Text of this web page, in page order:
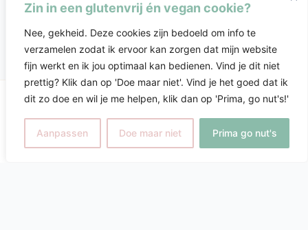
Zin in een glutenvrij én vegan cookie?
Nee, gekheid. Deze cookies zijn bedoeld om info te
verzamelen zodat ik ervoor kan zorgen dat mijn website
fijn werkt en ik jou optimaal kan bedienen. Vind je dit niet
prettig? Klik dan op 'Doe maar niet'. Vind je het goed dat ik
dit zo doe en wil je me helpen, klik dan op 'Prima, go nut's!'
Aanpassen Doe maar niet Prima go nut's
Copyright © 2026 Désirée Wassing-Boerema |
Ondernemersvuur.nl